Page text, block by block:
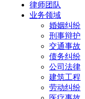
律师团队
业务领域
婚姻纠纷
刑事辩护
交通事故
债务纠纷
公司法律
建筑工程
劳动纠纷